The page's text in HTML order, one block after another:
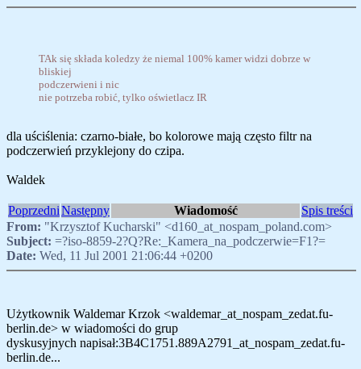
TAk się składa koledzy że niemal 100% kamer widzi dobrze w
bliskiej
podczerwieni i nic
nie potrzeba robić, tylko oświetlacz IR
dla uściślenia: czarno-białe, bo kolorowe mają często filtr na
podczerwień przyklejony do czipa.
Waldek
PoprzedniNastępny Wiadomość
Spis treści
From: "Krzysztof Kucharski" <d160_at_nospam_poland.com>
Subject: =?iso-8859-2?Q?Re:_Kamera_na_podczerwie=F1?=
Date: Wed, 11 Jul 2001 21:06:44 +0200
Użytkownik Waldemar Krzok <waldemar_at_nospam_zedat.fu-
berlin.de> w wiadomości do grup
dyskusyjnych napisał:3B4C1751.889A2791_at_nospam_zedat.fu-
berlin.de...